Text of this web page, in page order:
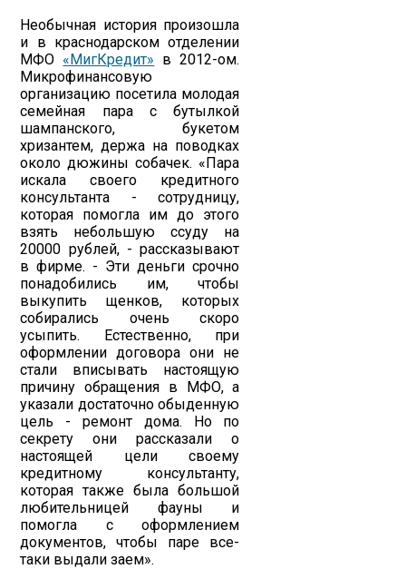
Необычная история произошла
и в краснодарском отделении
МФО «МигКредит» в 2012-ом.
Микрофинансовую
организацию посетила молодая
семейная пара с бутылкой
шампанского, букетом
хризантем, держа на поводках
около дюжины собачек. «Пара
искала своего кредитного
консультанта - сотрудницу,
которая помогла им до этого
взять небольшую ссуду на
20000 рублей, - рассказывают
в фирме. - Эти деньги срочно
понадобились им, чтобы
выкупить щенков, которых
собирались очень скоро
усыпить. Естественно, при
оформлении договора они не
стали вписывать настоящую
причину обращения в МФО, а
указали достаточно обыденную
цель - ремонт дома. Но по
секрету они рассказали о
настоящей цели своему
кредитному консультанту,
которая также была большой
любительницей фауны и
помогла с оформлением
документов, чтобы паре все-
таки выдали заем».